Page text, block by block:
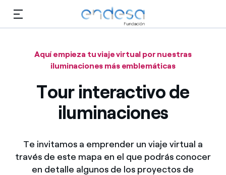
Biodiversidad
Aquí empieza tu viaje virtual por nuestras
iluminaciones más emblemáticas
Tour interactivo de
iluminaciones
Te invitamos a emprender un viaje virtual a
través de este mapa en el que podrás conocer
en detalle algunos de los proyectos de